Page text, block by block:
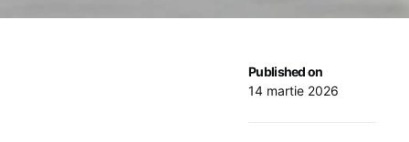
Published on
14 martie 2026